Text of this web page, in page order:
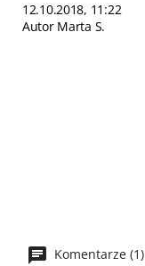
12.10.2018, 11:22
Autor Marta S.
Komentarze (1)